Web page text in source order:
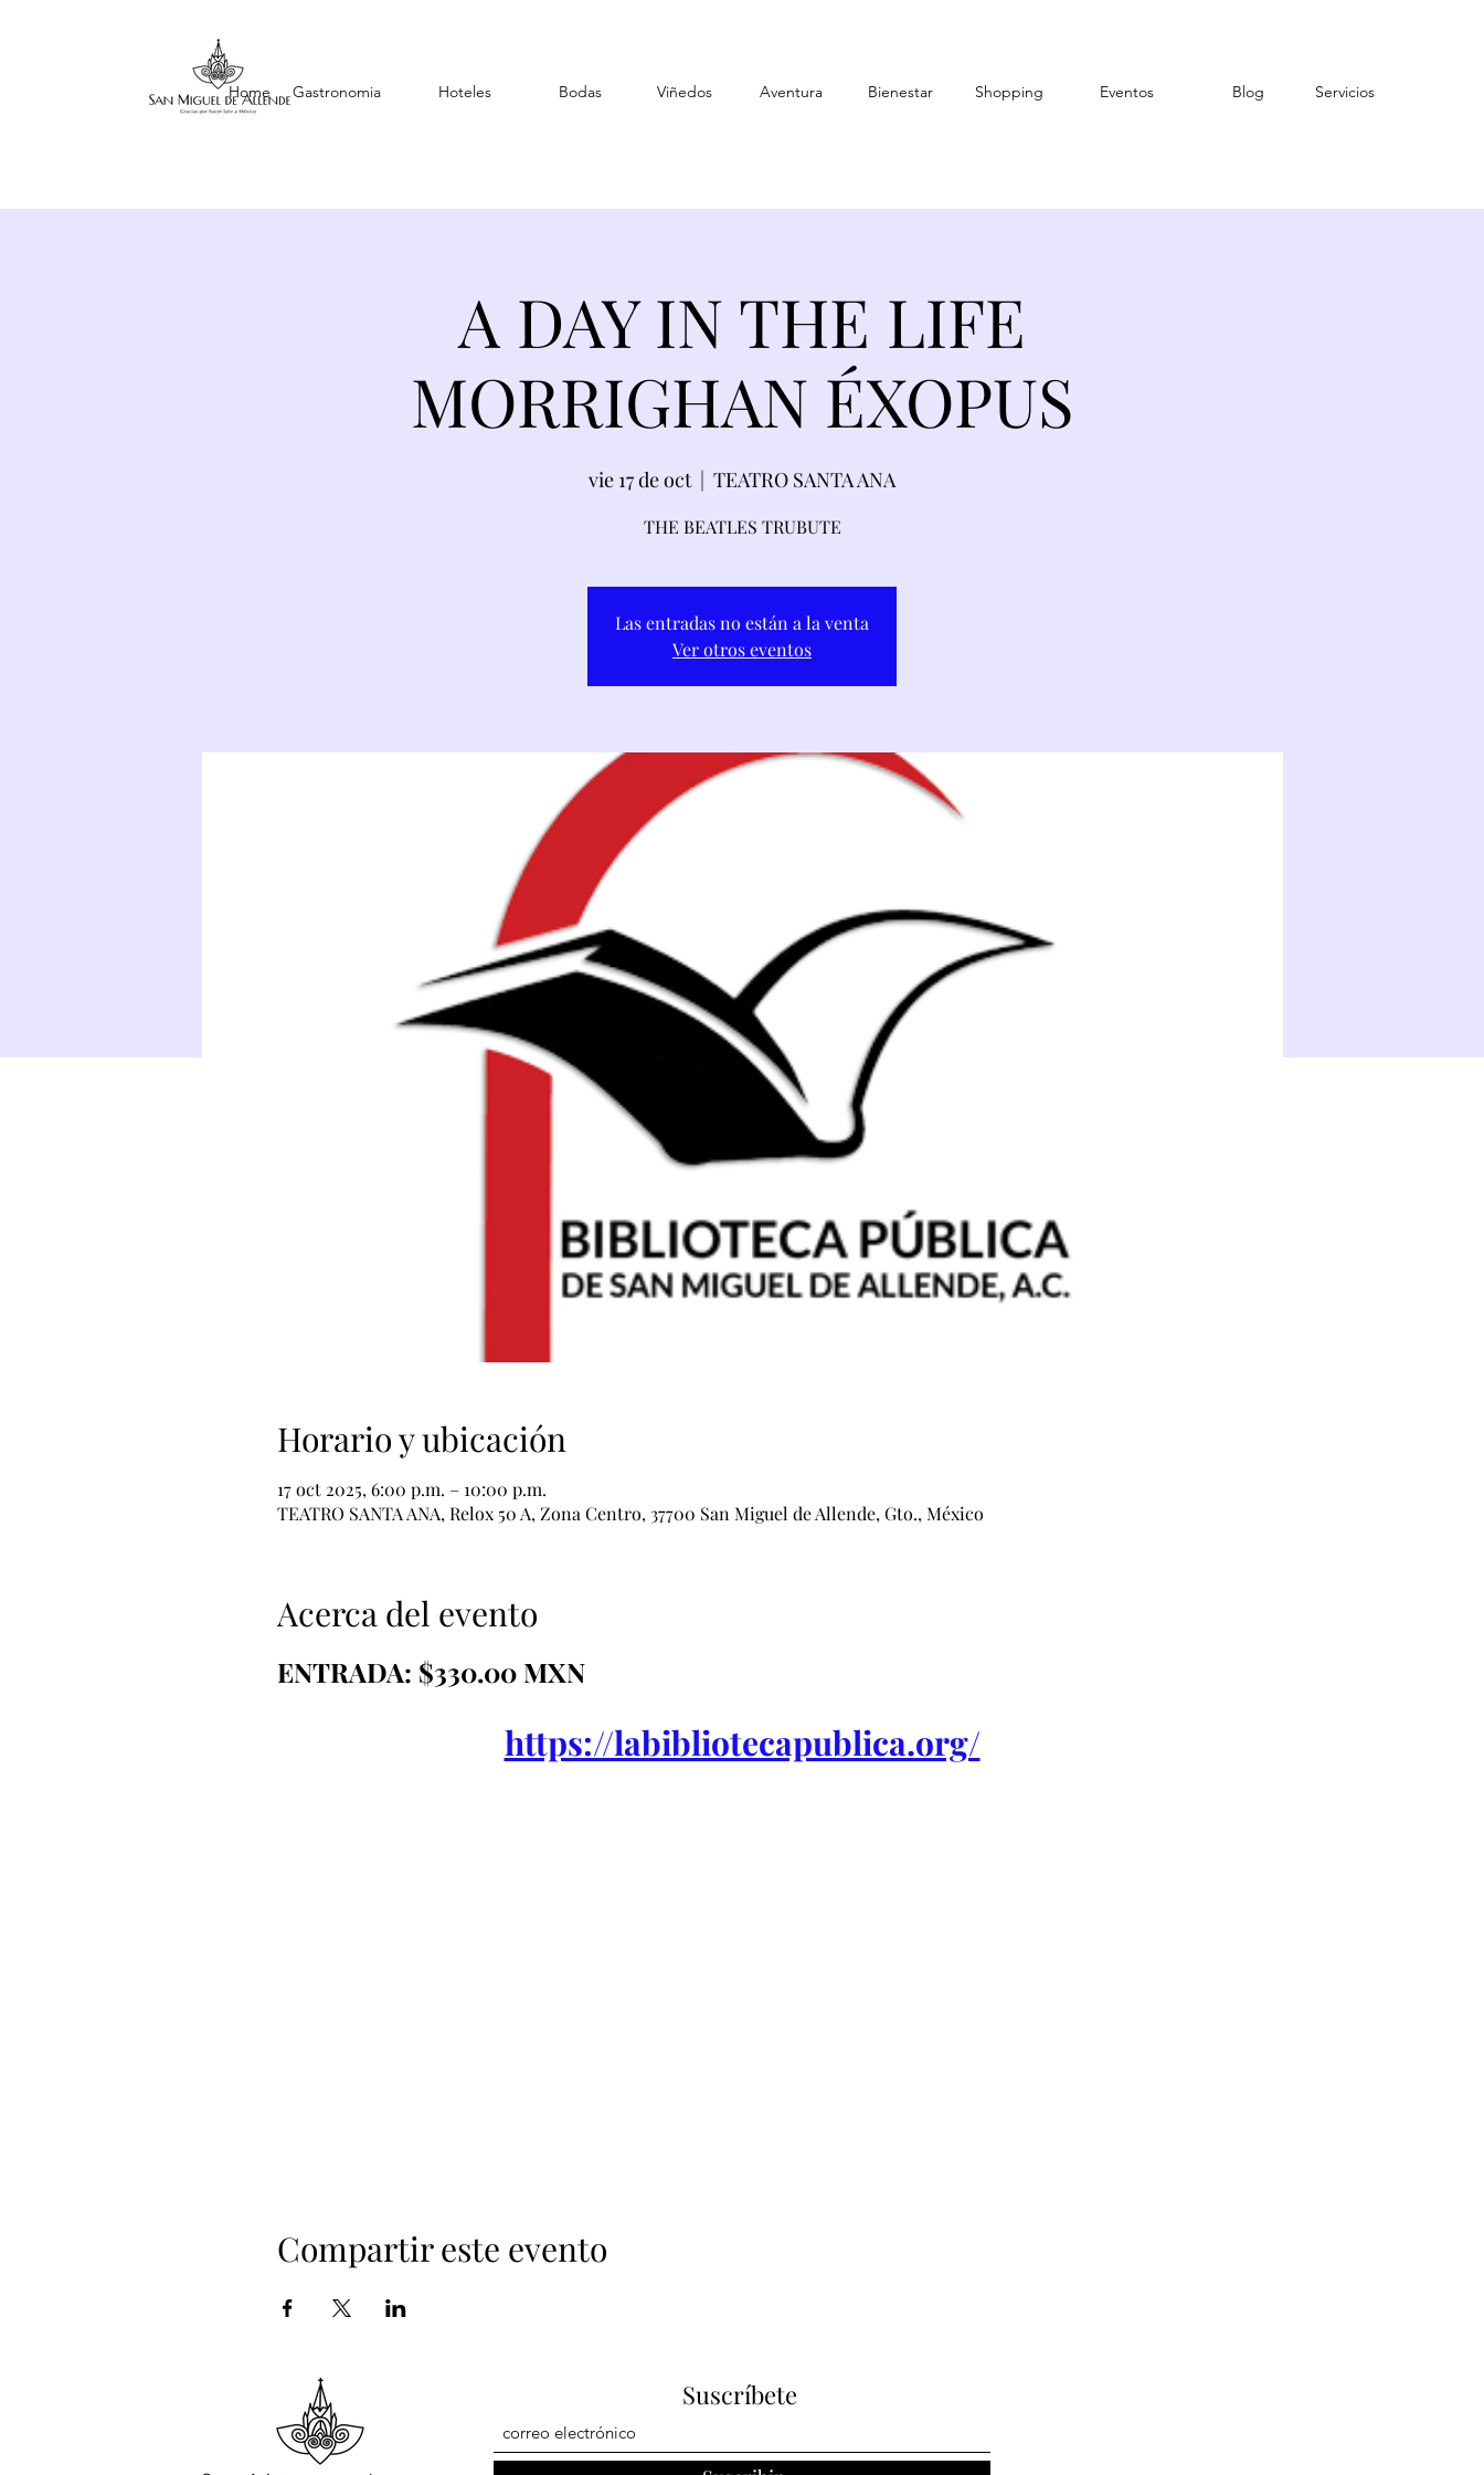
Home Gastronomia Hoteles Bodas Viñedos Aventura Bienestar Shopping Eventos Blog Servicios
A DAY IN THE LIFE
MORRIGHAN ÉXOPUS
vie 17 de oct
  |
TEATRO SANTA ANA
THE BEATLES TRUBUTE
Las entradas no están a la venta
Ver otros eventos
Horario y ubicación
17 oct 2025, 6:00 p.m. – 10:00 p.m.
TEATRO SANTA ANA, Relox 50 A, Zona Centro, 37700 San Miguel de Allende, Gto., México
Acerca del evento
ENTRADA: $330.00 MXN
https://labibliotecapublica.org/
Compartir este evento
Suscríbete